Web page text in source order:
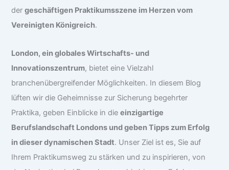
dergeschäftigen Praktikumsszene im Herzen vom
Vereinigten Königreich.
London, ein globales Wirtschafts- und
Innovationszentrum, bietet eine Vielzahl
branchenübergreifender Möglichkeiten. In diesem Blog
lüften wir die Geheimnisse zur Sicherung begehrter
Praktika, geben Einblicke in dieeinzigartige
Berufslandschaft Londons und geben Tipps zum Erfolg
in dieser dynamischen Stadt. Unser Ziel ist es, Sie auf
Ihrem Praktikumsweg zu stärken und zu inspirieren, von